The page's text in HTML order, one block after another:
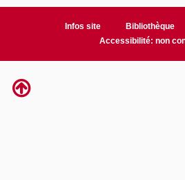
Infos site Bibliothèque
Accessibilité: non